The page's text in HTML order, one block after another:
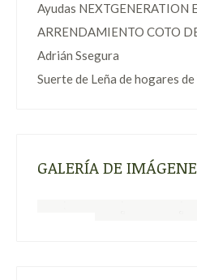
Ayudas NEXTGENERATION
ARRENDAMIENTO COTO
Adrián Ssegura
Suerte de Leña de hogares
GALERÍA DE